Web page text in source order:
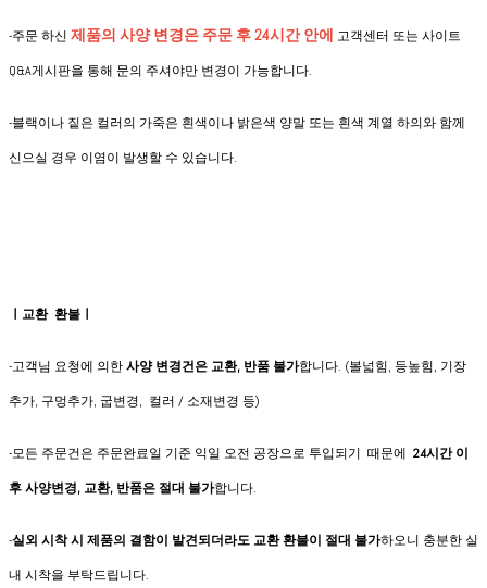
-주문 하신 제품의 사양 변경은 주문 후 24시간 안에 고객센터 또는 사이트
Q&A게시판을 통해 문의 주셔야만 변경이 가능합니다.
-블랙이나 짙은 컬러의 가죽은 흰색이나 밝은색 양말 또는 흰색 계열 하의와 함께
신으실 경우 이염이 발생할 수 있습니다.
ㅣ교환 환불ㅣ
-고객님 요청에 의한사양 변경건은 교환, 반품 불가합니다. (볼넓힘, 등높힘, 기장
추가, 구멍추가, 굽변경, 컬러 / 소재변경 등)
-모든 주문건은 주문완료일 기준 익일 오전 공장으로 투입되기 때문에 24시간 이
후 사양변경, 교환, 반품은 절대 불가합니다.
-실외 시착 시 제품의 결함이 발견되더라도 교환 환불이 절대 불가하오니 충분한 실
내 시착을 부탁드립니다.